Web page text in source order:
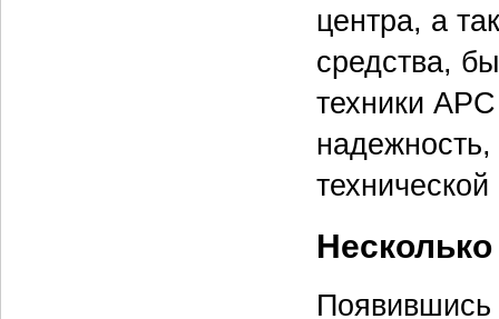
центра, а
средства,
техники
Появившись